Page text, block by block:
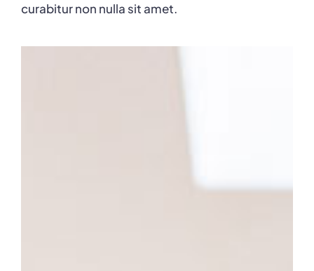
curabitur non nulla sit amet.